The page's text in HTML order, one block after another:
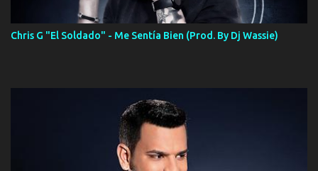
Chris G "El Soldado" - Me Sentía Bien (Prod. By Dj Wassie)